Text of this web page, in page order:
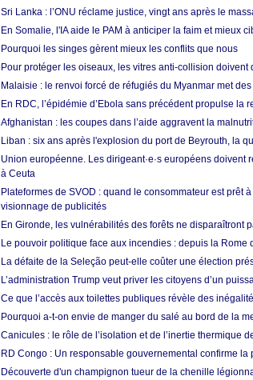
Sri Lanka : l’ONU réclame justice, vingt ans après le
En Somalie, l'IA aide le PAM à anticiper la faim et mieux
Pourquoi les singes gèrent mieux les conflits que nous
Pour protéger les oiseaux, les vitres anti-collision doivent
Malaisie : le renvoi forcé de réfugiés du Myanmar met
En RDC, l’épidémie d’Ebola sans précédent propulse la
Afghanistan : les coupes dans l’aide aggravent la
Liban : six ans après l'explosion du port de Beyrouth, la
Union européenne. Les dirigeant·e·s européens
à Ceuta
Plateformes de SVOD : quand le consommateur est prêt
visionnage de publicités
En Gironde, les vulnérabilités des forêts ne disparaîtront
Le pouvoir politique face aux incendies : depuis la
La défaite de la Seleção peut-elle coûter une élection
L’administration Trump veut priver les citoyens d’un
Ce que l’accès aux toilettes publiques révèle des
Pourquoi a-t-on envie de manger du salé au bord de la
Canicules : le rôle de l’isolation et de l’inertie thermique
RD Congo : Un responsable gouvernemental confirme
Découverte d'un champignon tueur de la chenille